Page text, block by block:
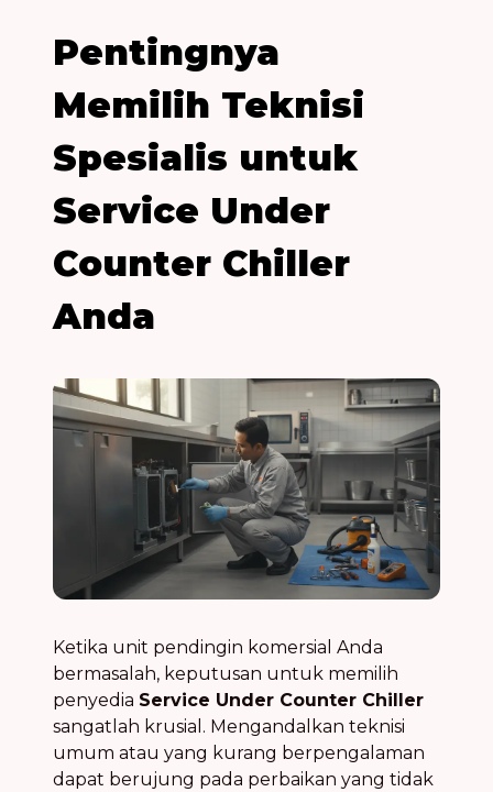
Pentingnya
Memilih Teknisi
Spesialis untuk
Service Under
Counter Chiller
Anda
Ketika unit pendingin komersial Anda
bermasalah, keputusan untuk memilih
penyedia Service Under Counter Chiller
sangatlah krusial. Mengandalkan teknisi
umum atau yang kurang berpengalaman
dapat berujung pada perbaikan yang tidak